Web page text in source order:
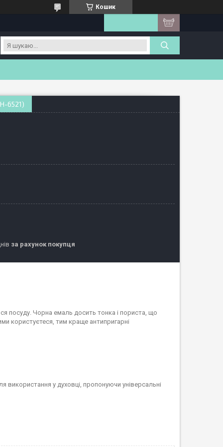
Кошик
6521)
за рахунок покупця
посуду. Чорна емаль досить тонка і пориста, що
користуєтеся, тим краще антипригарні
використання у духовці, пропонуючи універсальні